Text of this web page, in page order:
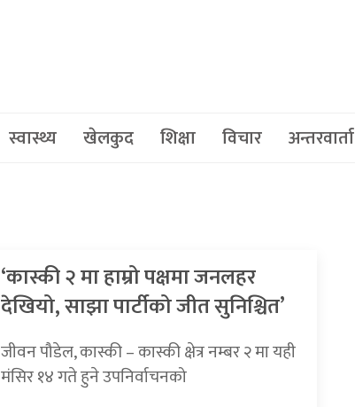
स्वास्थ्य खेलकुद शिक्षा विचार अन्तरवार्ता
‘कास्की २ मा हाम्रो पक्षमा जनलहर
देखियो, साझा पार्टीको जीत सुनिश्चित’
जीवन पौडेल, कास्की – कास्की क्षेत्र नम्बर २ मा यही
मंसिर १४ गते हुने उपनिर्वाचनको